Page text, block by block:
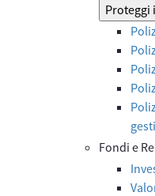
Proteggi
Fondi e